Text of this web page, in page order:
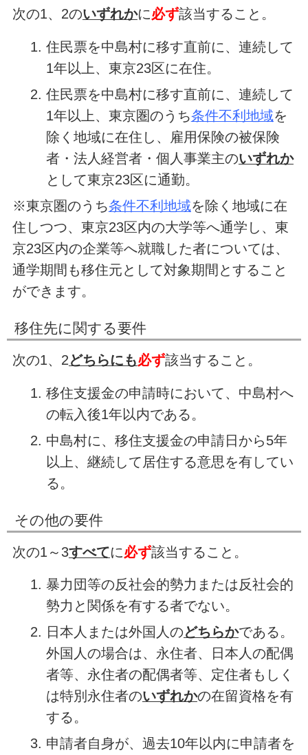
次の1、2のいずれかに必ず該当すること。
住民票を中島村に移す直前に、連続して
1年以上、東京23区に在住。
住民票を中島村に移す直前に、連続して
1年以上、東京圏のうち条件不利地域を
除く地域に在住し、雇用保険の被保険
者・法人経営者・個人事業主のいずれか
として東京23区に通勤。
※東京圏のうち条件不利地域を除く地域に在
住しつつ、東京23区内の大学等へ通学し、東
京23区内の企業等へ就職した者については、
通学期間も移住元として対象期間とすること
ができます。
移住先に関する要件
次の1、2どちらにも必ず該当すること。
移住支援金の申請時において、中島村へ
の転入後1年以内である。
中島村に、移住支援金の申請日から5年
以上、継続して居住する意思を有してい
る。
その他の要件
次の1～3すべてに必ず該当すること。
暴力団等の反社会的勢力または反社会的
勢力と関係を有する者でない。
日本人または外国人のどちらかである。
外国人の場合は、永住者、日本人の配偶
者等、永住者の配偶者等、定住者もしく
は特別永住者のいずれかの在留資格を有
する。
申請者自身が、過去10年以内に申請者を